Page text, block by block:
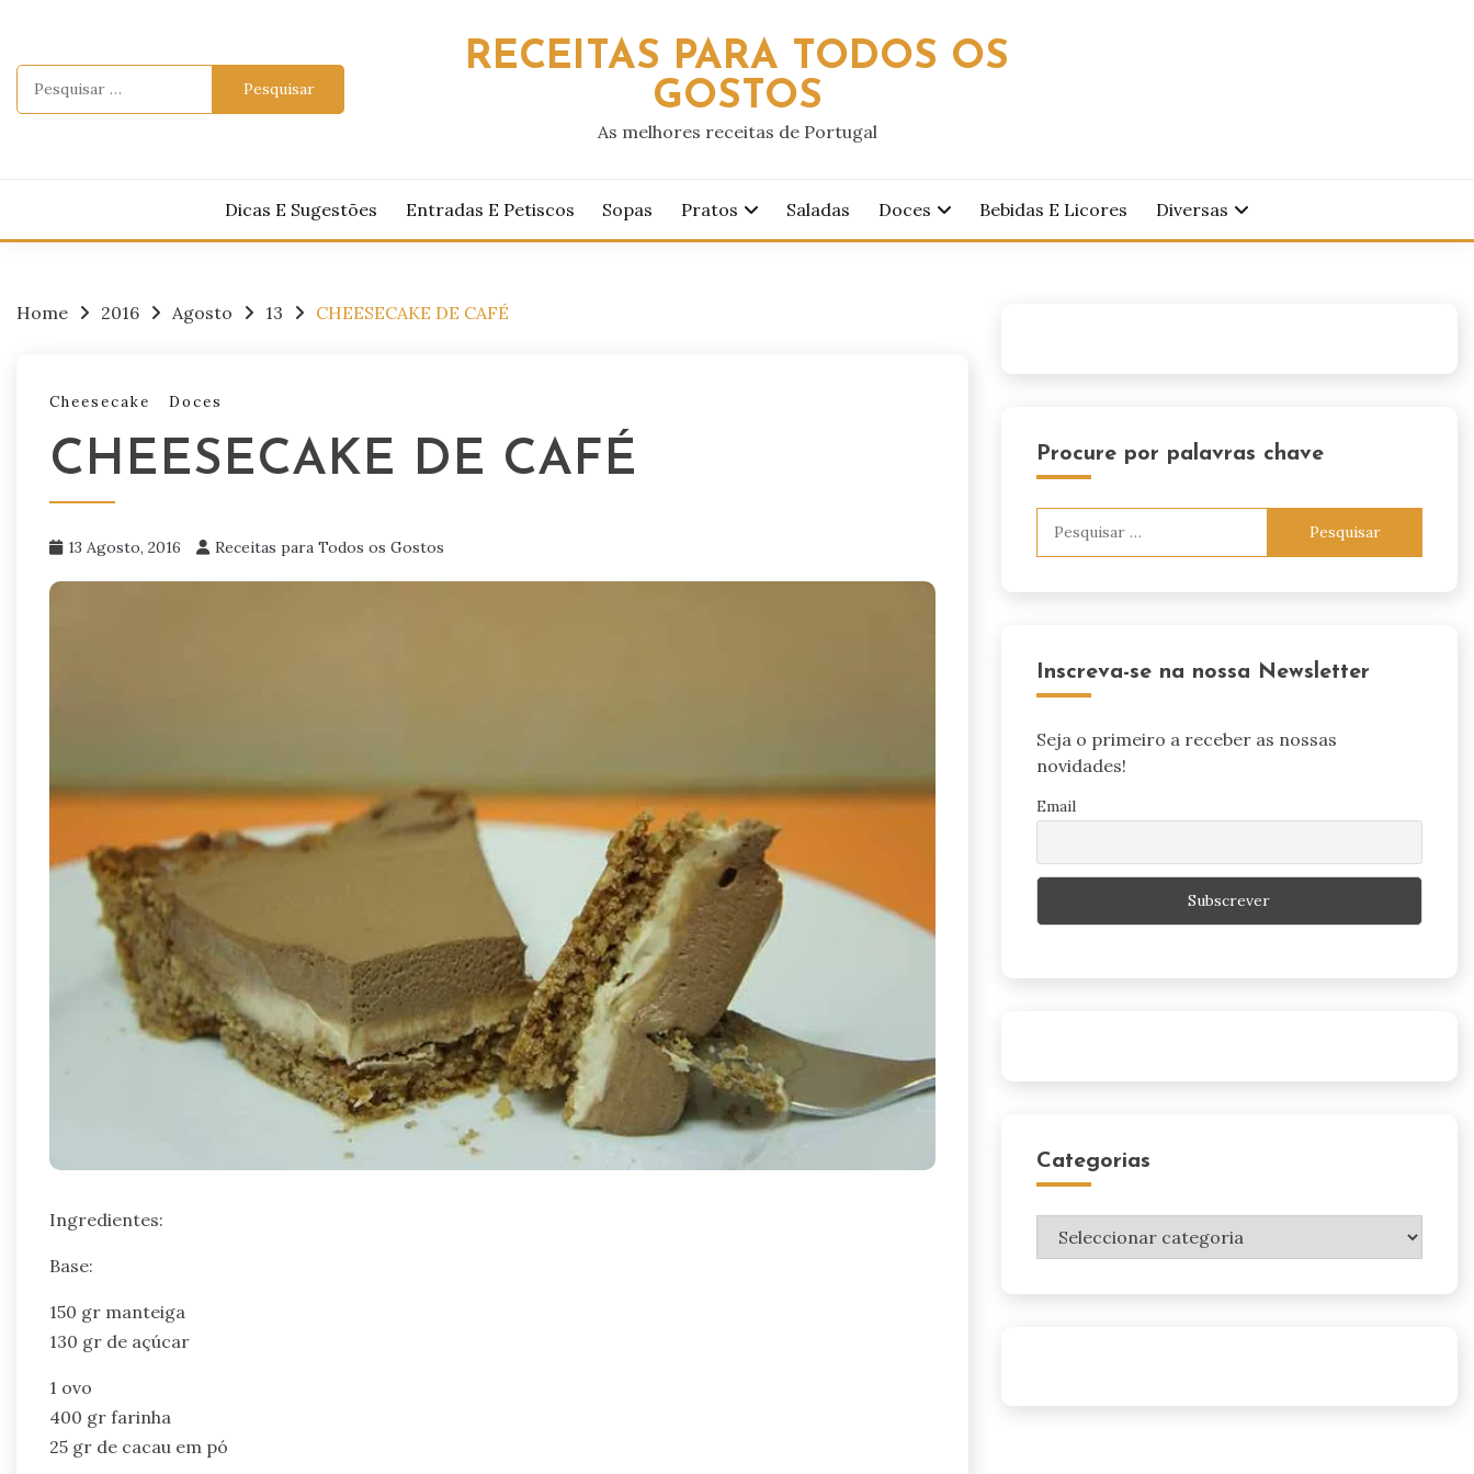
content
RECEITAS PARA TODOS OS
GOSTOS
As melhores receitas de Portugal
Dicas E Sugestões Entradas E Petiscos Sopas Pratos Saladas Doces Bebidas E Licores Diversas
Home 2016 Agosto 13 CHEESECAKE DE CAFÉ
Cheesecake Doces
CHEESECAKE DE CAFÉ
13 Agosto, 2016 Receitas para Todos os Gostos
Ingredientes:
Base:
150 gr manteiga
130 gr de açúcar
1 ovo
400 gr farinha
25 gr de cacau em pó
Procure por palavras chave
Inscreva-se na nossa Newsletter
Seja o primeiro a receber as nossas
novidades!
Email
Categorias
Categorias